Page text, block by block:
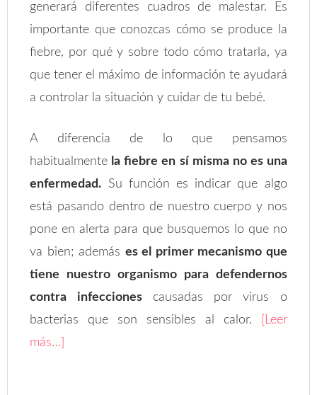
generará diferentes cuadros de malestar. Es
importante que conozcas cómo se produce la
fiebre, por qué y sobre todo cómo tratarla, ya
que tener el máximo de información te ayudará
a controlar la situación y cuidar de tu bebé.
A diferencia de lo que pensamos
habitualmente la fiebre en sí misma no es una
enfermedad. Su función es indicar que algo
está pasando dentro de nuestro cuerpo y nos
pone en alerta para que busquemos lo que no
va bien; además es el primer mecanismo que
tiene nuestro organismo para defendernos
contra infeccionescausadas por virus o
bacterias que son sensibles al calor.
[Leer
más…]